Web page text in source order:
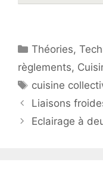
Catégories
Théories,
règlements,
Étiquettes
cuisine
Liaisons
Eclairage à